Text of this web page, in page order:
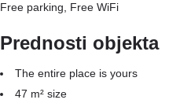
Free parking, Free WiFi
Prednosti objekta
The entire place is yours
47 m² size